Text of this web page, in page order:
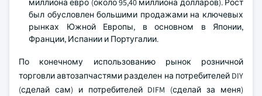
миллиона евро (около 95,40 миллиона долларов). Рост
был обусловлен большими продажами на ключевых
рынках Южной Европы, в основном в Японии,
Франции, Испании и Португалии.
По конечному использованию рынок розничной
торговли автозапчастями разделен на потребителей DIY
(сделай сам) и потребителей DIFM (сделай за меня)